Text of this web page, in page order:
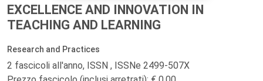
EXCELLENCE AND INNOVATION IN
TEACHING AND LEARNING
Research and Practices
2 fascicoli all'anno, ISSN , ISSNe 2499-507X